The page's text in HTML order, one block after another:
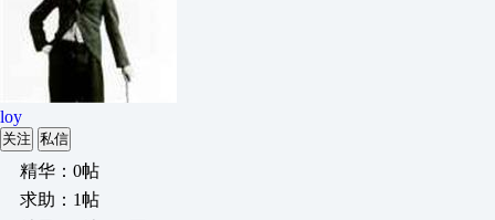
loy
关注 私信
精华：0帖
求助：1帖